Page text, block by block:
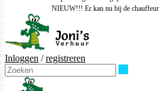
NIEUW!!! Er kan nu bij de chauffeur
Inloggen /registreren